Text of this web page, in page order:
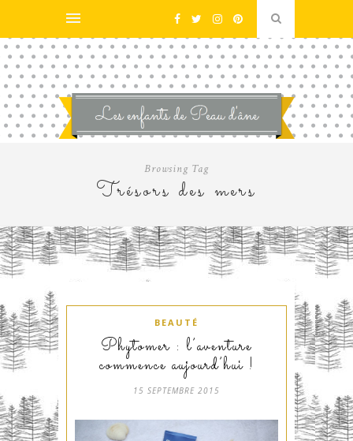
Browsing Tag
Trésors des mers
BEAUTÉ
Phytomer : l’aventure
commence aujourd’hui !
15 SEPTEMBRE 2015